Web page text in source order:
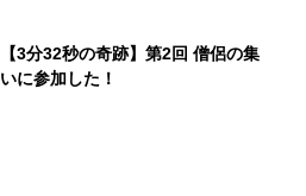
【3分32秒の奇跡】第2回 僧侶の集
いに参加した！